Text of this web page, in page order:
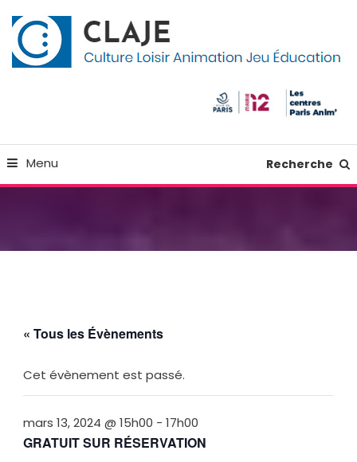
To
Content
Menu Recherche
« Tous les Évènements
Cet évènement est passé.
mars 13, 2024 @ 15h00 - 17h00
GRATUIT SUR RÉSERVATION